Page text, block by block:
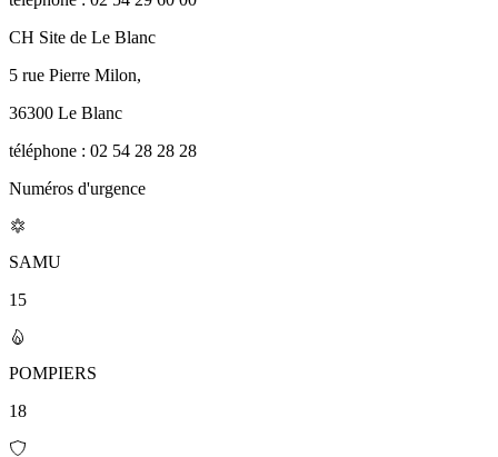
CH Site de Le Blanc
5 rue Pierre Milon,
36300 Le Blanc
téléphone : 02 54 28 28 28
Numéros d'urgence
SAMU
15
POMPIERS
18